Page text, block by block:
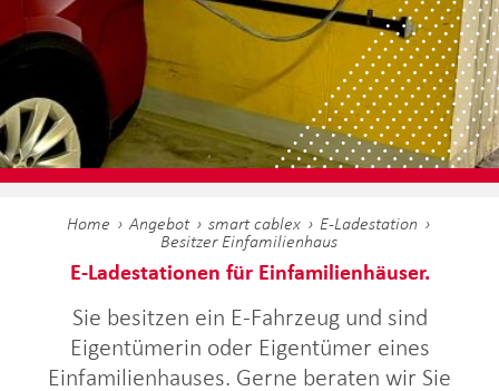
Home Angebot smart cablex
E-Ladestation
Besitzer Einfamilienhaus
E-Ladestationen für Einfamilienhäuser.
Sie besitzen ein E-Fahrzeug und sind
Eigentümerin oder Eigentümer eines
Einfamilienhauses. Gerne beraten wir Sie